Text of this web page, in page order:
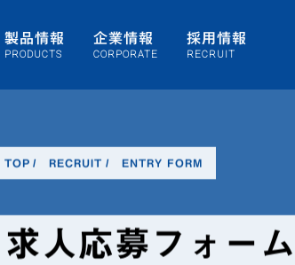
製品情報
PRODUCTS
企業情報
CORPORATE
採用情報
RECRUIT
TOP RECRUIT ENTRY FORM
求人応募フォーム